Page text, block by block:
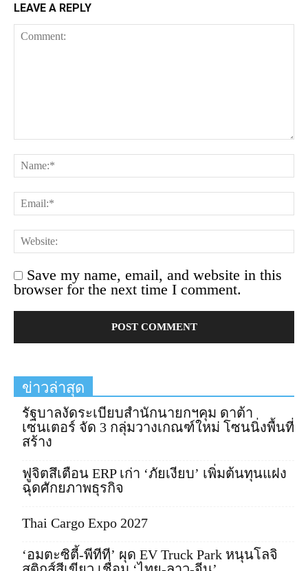
LEAVE A REPLY
Save my name, email, and website in this
browser for the next time I comment.
ข่าวล่าสุด
รัฐบาลงัดระเบียบสำนักนายกฯคุม ดาต้า
เซนเตอร์ จัด 3 กลุ่มวางเกณฑ์ใหม่ โซนนิ่งพื้นที่
สร้าง
ฟูจิตสึเตือน ERP เก่า ‘ภัยเงียบ’ เพิ่มต้นทุนแฝง
ฉุดศักยภาพธุรกิจ
Thai Cargo Expo 2027
‘อมตะซิตี้-พีทีที’ ผุด EV Truck Park หนุนโลจิ